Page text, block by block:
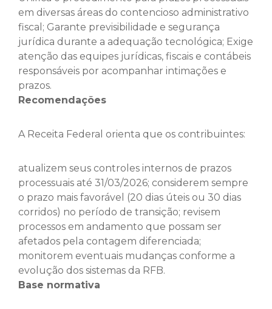
em diversas áreas do contencioso administrativo
fiscal; Garante previsibilidade e segurança
jurídica durante a adequação tecnológica; Exige
atenção das equipes jurídicas, fiscais e contábeis
responsáveis por acompanhar intimações e
prazos.
Recomendações
A Receita Federal orienta que os contribuintes:
atualizem seus controles internos de prazos
processuais até 31/03/2026; considerem sempre
o prazo mais favorável (20 dias úteis ou 30 dias
corridos) no período de transição; revisem
processos em andamento que possam ser
afetados pela contagem diferenciada;
monitorem eventuais mudanças conforme a
evolução dos sistemas da RFB.
Base normativa